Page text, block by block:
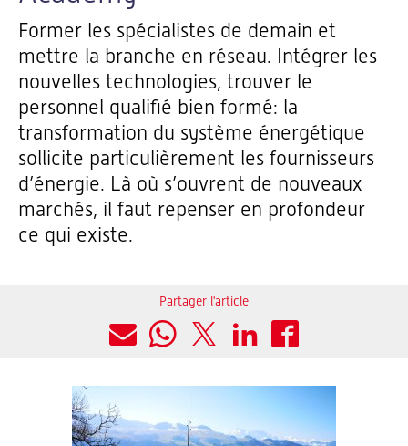
Former les spécialistes de demain et
mettre la branche en réseau. Intégrer les
nouvelles technologies, trouver le
personnel qualifié bien formé: la
transformation du système énergétique
sollicite particulièrement les fournisseurs
d’énergie. Là où s’ouvrent de nouveaux
marchés, il faut repenser en profondeur
ce qui existe.
Partager l'article